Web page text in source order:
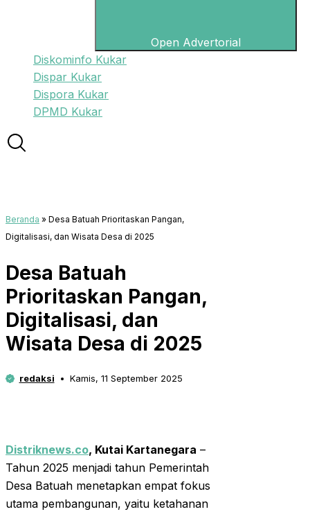
Open Advertorial
Diskominfo Kukar
Dispar Kukar
Dispora Kukar
DPMD Kukar
Beranda » Desa Batuah Prioritaskan Pangan,
Digitalisasi, dan Wisata Desa di 2025
Desa Batuah
Prioritaskan Pangan,
Digitalisasi, dan
Wisata Desa di 2025
redaksi Kamis, 11 September 2025
Distriknews.co, Kutai Kartanegara –
Tahun 2025 menjadi tahun Pemerintah
Desa Batuah menetapkan empat fokus
utama pembangunan, yaitu ketahanan